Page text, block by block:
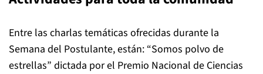
Entre las charlas temáticas ofrecidas durante la
Semana del Postulante, están: “Somos polvo de
estrellas” dictada por el Premio Nacional de Ciencias